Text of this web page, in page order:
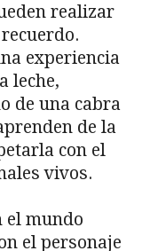
realizar
experiencia
leche,
de una cabra
de la
con el
vivos.
el mundo
el personaje